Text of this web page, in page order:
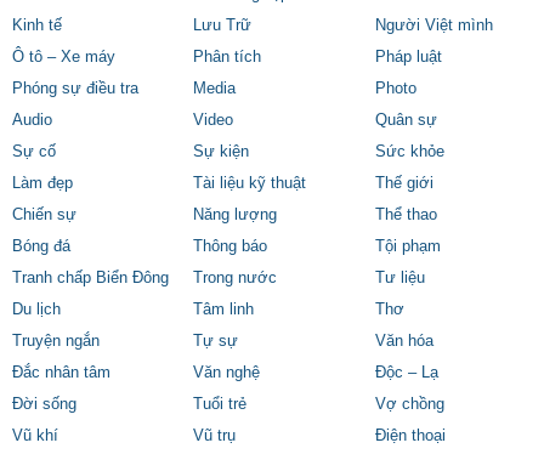
Kinh tế
Lưu Trữ
Người Việt mình
Ô tô – Xe máy
Phân tích
Pháp luật
Phóng sự điều tra
Media
Photo
Audio
Video
Quân sự
Sự cố
Sự kiện
Sức khỏe
Làm đẹp
Tài liệu kỹ thuật
Thế giới
Chiến sự
Năng lượng
Thể thao
Bóng đá
Thông báo
Tội phạm
Tranh chấp Biển Đông
Trong nước
Tư liệu
Du lịch
Tâm linh
Thơ
Truyện ngắn
Tự sự
Văn hóa
Đắc nhân tâm
Văn nghệ
Độc – Lạ
Đời sống
Tuổi trẻ
Vợ chồng
Vũ khí
Vũ trụ Điện thoại